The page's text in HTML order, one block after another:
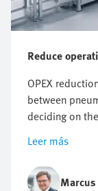
Reduce
OPEX
between
deciding on
application. It
arise. But
air reduction
automatically
Leer más